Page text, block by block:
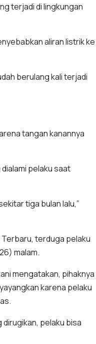
terjadi di lingkungan
aliran listrik ke
berulang kali terjadi
tangan kanannya
pelaku saat
tiga bulan lalu,”
terduga pelaku
malam.
mengatakan, pihaknya
karena pelaku
dirugikan, pelaku bisa